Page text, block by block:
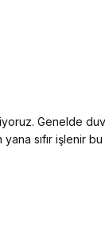
Genelde
sıfır işlenir